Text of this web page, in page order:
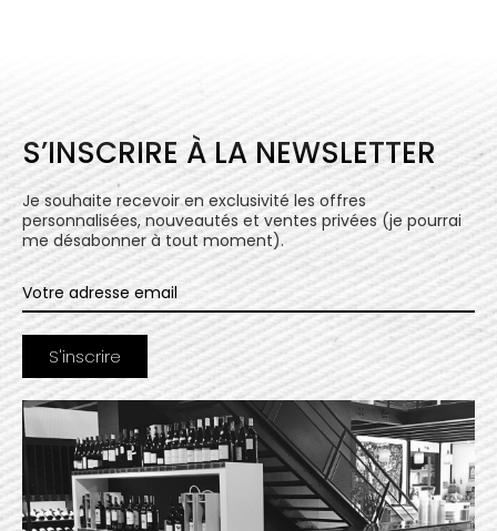
S’INSCRIRE À LA NEWSLETTER
Je souhaite recevoir en exclusivité les offres
personnalisées, nouveautés et ventes privées (je pourrai
me désabonner à tout moment).